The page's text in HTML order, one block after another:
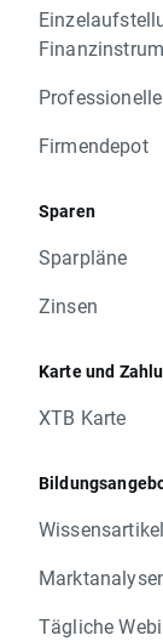
Firmendepot
Sparen
Sparpläne
Zinsen
Karte und
XTB Karte
Wissensartikel
Tägliche